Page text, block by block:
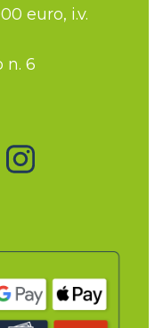
euro, i.v.
n. 6